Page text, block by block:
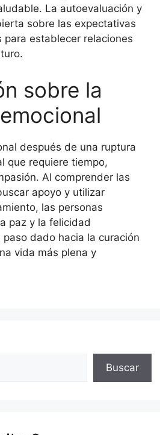
La autoevaluación y
sobre las expectativas
para establecer relaciones
sobre la
después de una ruptura
que requiere tiempo,
Al comprender las
apoyo y utilizar
las personas
paz y la felicidad
dado hacia la curación
vida más plena y
Buscar